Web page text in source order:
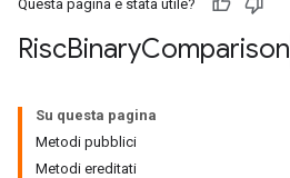
Questa pagina è stata utile?
RiscBinaryComparison
Su questa pagina
Metodi pubblici
Metodi ereditati